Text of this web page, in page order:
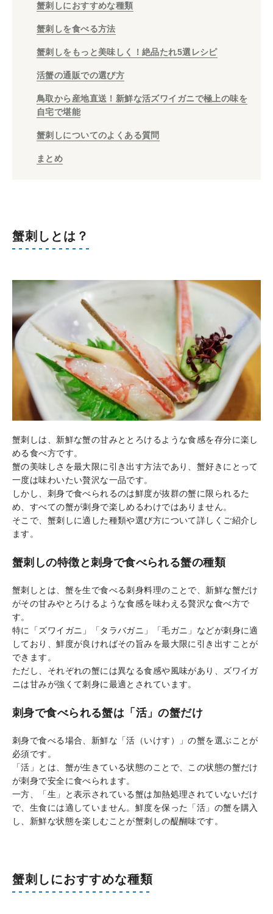
蟹刺しにおすすめな種類
蟹刺しを食べる方法
蟹刺しをもっと美味しく！絶品たれ5選レシピ
活蟹の通販での選び方
鳥取から産地直送！新鮮な活ズワイガニで極上の味を
自宅で堪能
蟹刺しについてのよくある質問
まとめ
蟹刺しとは？
蟹刺しは、新鮮な蟹の甘みととろけるような食感を存分に楽し
める食べ方です。
蟹の美味しさを最大限に引き出す方法であり、蟹好きにとって
一度は味わいたい贅沢な一品です。
しかし、刺身で食べられるのは鮮度が抜群の蟹に限られるた
め、すべての蟹が刺身で楽しめるわけではありません。
そこで、蟹刺しに適した種類や選び方について詳しくご紹介し
ます。
蟹刺しの特徴と刺身で食べられる蟹の種類
蟹刺しとは、蟹を生で食べる刺身料理のことで、新鮮な蟹だけ
がその甘みやとろけるような食感を味わえる贅沢な食べ方で
す。
特に「ズワイガニ」「タラバガニ」「毛ガニ」などが刺身に適
しており、鮮度が良ければその旨みを最大限に引き出すことが
できます。
ただし、それぞれの蟹には異なる食感や風味があり、ズワイガ
ニは甘みが強くて刺身に最適とされています。
刺身で食べられる蟹は「活」の蟹だけ
刺身で食べる場合、新鮮な「活（いけす）」の蟹を選ぶことが
必須です。
「活」とは、蟹が生きている状態のことで、この状態の蟹だけ
が刺身で安全に食べられます。
一方、「生」と表示されている蟹は加熱処理されていないだけ
で、生食には適していません。鮮度を保った「活」の蟹を購入
し、新鮮な状態を楽しむことが蟹刺しの醍醐味です。
蟹刺しにおすすめな種類